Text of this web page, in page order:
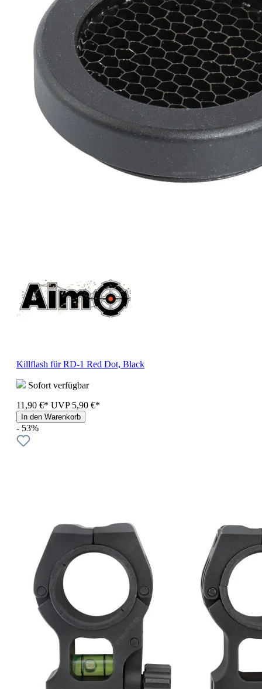
Killflash für RD-1 Red Dot, Black
Sofort verfügbar
11,90 €* UVP 5,90 €*
In den Warenkorb
- 53%